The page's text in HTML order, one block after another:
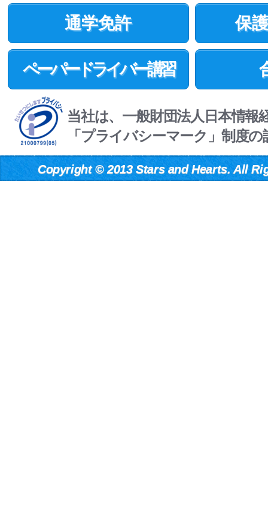
通学免許
ペーパードライバー講習
保
当社は、一般財団法人日本情報
「プライバシーマーク」制度
Copyright©2013 Stars and Hearts. All